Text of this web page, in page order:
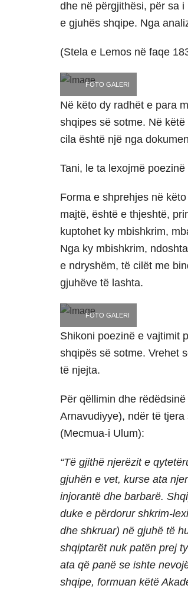
dhe në përgjithësi, për sa
e gjuhës shqipe. Nga
(Stela e Lemos në faqe
FOTO GALERI
Në këto dy radhët e para
shqipes së sotme. Në
cila është një nga
Tani, le ta lexojmë
Forma e shprehjes në
majtë, është e thjeshtë,
kuptohet ky mbishkrim,
Nga ky mbishkrim,
e ndryshëm, të cilët me
gjuhëve të lashta.
FOTO GALERI
Shikoni poezinë e vajtimit
shqipës së sotme. Vrehet
të njejta.
Për qëllimin dhe
Arnavudiyye), ndër të tjera
(Mecmua-i Ulum):
“Të gjithë njerëzit e
gjuhën e vet, kurse ata
injorantë dhe barbarë.
duke e përdorur shkrim-
dhe shkruar) në gjuhë të
shqiptarët nuk patën prej
ata që panë se ishte
shqipe, formuan këtë